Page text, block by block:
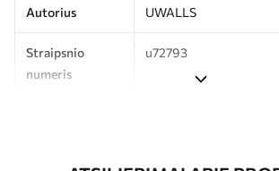
Autorius UWALLS
Straipsnio
numeris
u72793